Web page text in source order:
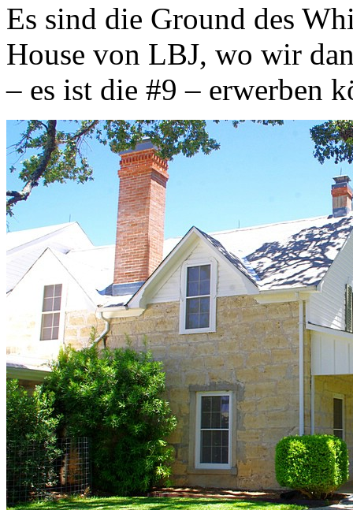
Es sind die Ground des
House von LBJ, wo wir
– es ist die #9 – erwerben